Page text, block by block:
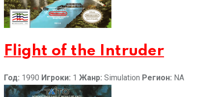
Flight of the Intruder
Год: 1990 Игроки: 1 Жанр: Simulation Регион: NA